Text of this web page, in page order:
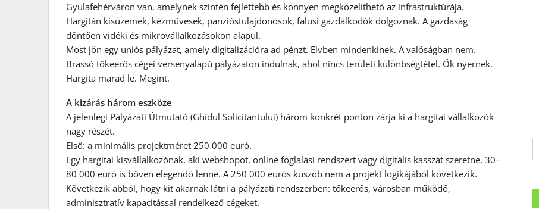
Gyulafehérváron van, amelynek szintén fejlettebb és könnyen megközelíthető az infrastruktúrája.
Hargitán kisüzemek, kézművesek, panzióstulajdonosok, falusi gazdálkodók dolgoznak. A gazdaság
döntően vidéki és mikrovállalkozásokon alapul.
Most jön egy uniós pályázat, amely digitalizációra ad pénzt. Elvben mindenkinek. A valóságban nem.
Brassó tőkeerős cégei versenyalapú pályázaton indulnak, ahol nincs területi különbségtétel. Ők nyernek.
Hargita marad le. Megint.
A kizárás három eszköze
A jelenlegi Pályázati Útmutató (Ghidul Solicitantului) három konkrét ponton zárja ki a hargitai vállalkozók
nagy részét.
Első: a minimális projektméret 250 000 euró.
Egy hargitai kisvállalkozónak, aki webshopot, online foglalási rendszert vagy digitális kasszát szeretne, 30–
80 000 euró is bőven elegendő lenne. A 250 000 eurós küszöb nem a projekt logikájából következik.
Következik abból, hogy kit akarnak látni a pályázati rendszerben: tőkeerős, városban működő,
adminisztratív kapacitással rendelkező cégeket.